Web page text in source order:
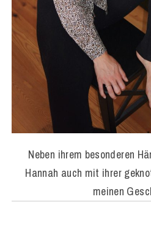
Neben ihrem besonderen
Hannah auch mit ihrer
meinen